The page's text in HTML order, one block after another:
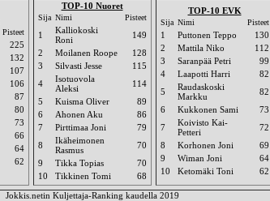
Pisteet
225
132
107
106
87
80
73
66
64
62
TOP-10 Nuoret
Sija Nimi Pisteet
1
Kalliokoski
Roni
149
2
Moilanen Roope
128
3
Silvasti Jesse
115
4
Isotuovola
Aleksi
114
5
Kuisma Oliver
89
6
Ahonen Aku
86
7
Pirttimaa Joni
79
8
Ikäheimonen
Rasmus
70
9
Tikka Topias
70
10
Tikkinen Tomi 68
TOP-10 EVK
Sija Nimi Pisteet
1 Puttonen Teppo
130
2
Mattila Niko
112
3
Saranpää Petri
99
4
Laapotti Harri
82
5
Raudaskoski
Markku
82
6
Kukkonen Sami
73
7
Koivisto Kai-
Petteri
72
8
Korhonen Joni
69
9
Wiman Joni
64
10
Ketomäki Toni 62
Jokkis.netin Kuljettaja-Ranking kaudella 2019